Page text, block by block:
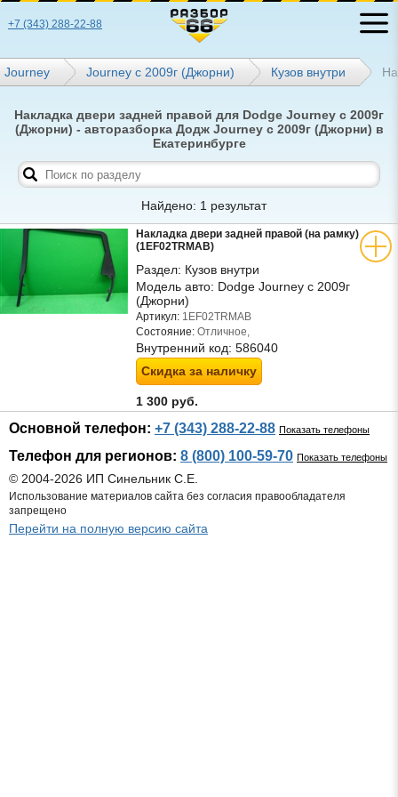
+7 (343) 288-22-88
Journey Journey с 2009г (Джорни) Кузов внутри
Накладка двери задней правой для Dodge Journey с 2009г
(Джорни) - авторазборка Додж Journey с 2009г (Джорни) в
Екатеринбурге
Найдено: 1 результат
Накладка двери задней правой (на рамку)
(1EF02TRMAB)
Раздел: Кузов внутри
Модель авто: Dodge Journey с 2009г
(Джорни)
Артикул: 1EF02TRMAB
Состояние: Отличное,
Внутренний код: 586040
Скидка за наличку
1 300 руб.
Основной телефон: +7 (343) 288-22-88 Показать телефоны
Телефон для регионов: 8 (800) 100-59-70 Показать телефоны
© 2004-2026 ИП Синельник С.Е.
Использование материалов сайта без согласия правообладателя
запрещено
Перейти на полную версию сайта